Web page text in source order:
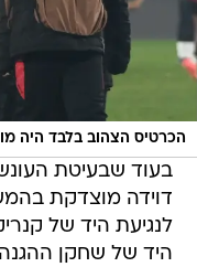
הכרטיס הצהוב בלבד היה
בעוד שבעיטת
דוידה מוצדקת
לנגיעת היד של
היד של שחקן